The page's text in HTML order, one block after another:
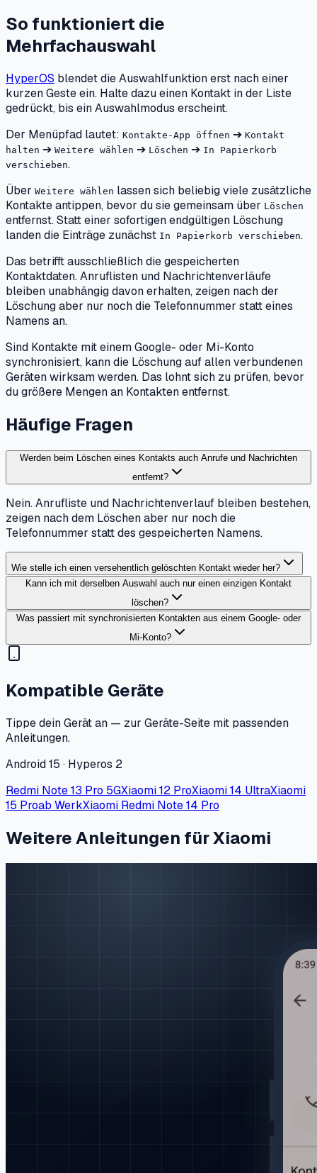
So funktioniert die
Mehrfachauswahl
HyperOS blendet die Auswahlfunktion erst nach einer
kurzen Geste ein. Halte dazu einen Kontakt in der Liste
gedrückt, bis ein Auswahlmodus erscheint.
Der Menüpfad lautet: Kontakte-App öffnen ➔ Kontakt
halten ➔ Weitere wählen ➔ Löschen ➔ In Papierkorb
verschieben.
Über Weitere wählen lassen sich beliebig viele zusätzliche
Kontakte antippen, bevor du sie gemeinsam über Löschen
entfernst. Statt einer sofortigen endgültigen Löschung
landen die Einträge zunächst In Papierkorb verschieben.
Das betrifft ausschließlich die gespeicherten
Kontaktdaten. Anruflisten und Nachrichtenverläufe
bleiben unabhängig davon erhalten, zeigen nach der
Löschung aber nur noch die Telefonnummer statt eines
Namens an.
Sind Kontakte mit einem Google- oder Mi-Konto
synchronisiert, kann die Löschung auf allen verbundenen
Geräten wirksam werden. Das lohnt sich zu prüfen, bevor
du größere Mengen an Kontakten entfernst.
Häufige Fragen
Werden beim Löschen eines Kontakts auch Anrufe und Nachrichten
entfernt?
Nein. Anrufliste und Nachrichtenverlauf bleiben bestehen,
zeigen nach dem Löschen aber nur noch die
Telefonnummer statt des gespeicherten Namens.
Wie stelle ich einen versehentlich gelöschten Kontakt wieder her?
Kann ich mit derselben Auswahl auch nur einen einzigen Kontakt
löschen?
Was passiert mit synchronisierten Kontakten aus einem Google- oder
Mi-Konto?
Kompatible Geräte
Tippe dein Gerät an — zur Geräte-Seite mit passenden
Anleitungen.
Android 15 · Hyperos 2
Redmi Note 13 Pro 5GXiaomi 12 ProXiaomi 14 UltraXiaomi
15 Proab WerkXiaomi Redmi Note 14 Pro
Weitere Anleitungen für Xiaomi